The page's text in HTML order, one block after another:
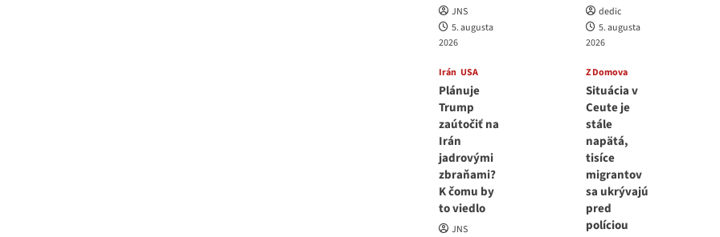
JNS
5. augusta
2026
Irán USA
Plánuje
Trump
zaútočiť na
Irán
jadrovými
zbraňami?
K čomu by
to viedlo
JNS
dedic
5. augusta
2026
Z Domova
Situácia v
Ceute je
stále
napätá,
tisíce
migrantov
sa ukrývajú
pred
políciou